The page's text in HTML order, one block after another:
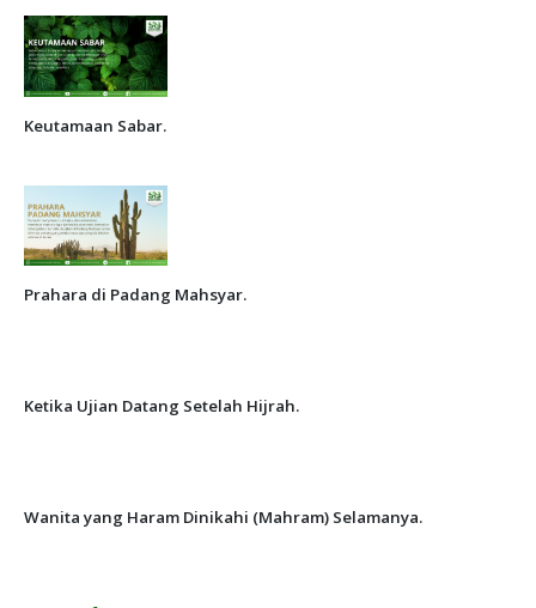
Keutamaan Sabar.
Prahara di Padang Mahsyar.
Ketika Ujian Datang Setelah Hijrah.
Wanita yang Haram Dinikahi (Mahram) Selamanya.